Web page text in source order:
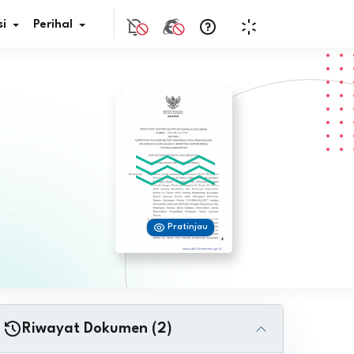
JDIH
Perihal
Pratinjau
Riwayat Dokumen (2)